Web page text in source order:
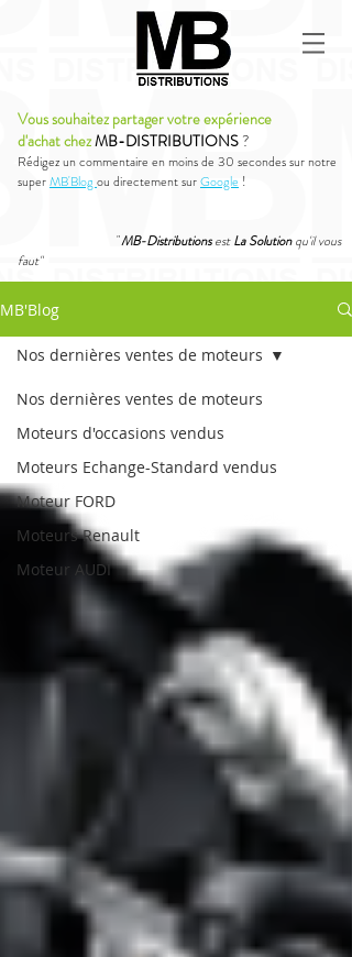
Vous souhaitez partager votre expérience
d'achat chezMB-DISTRIBUTIONS ?
Rédigez un commentaire en moins de 30 secondes sur notre
superMB'Blog ou directement surGoogle !
"MB-DistributionsestLa Solutionqu'il vous
faut"
MB'Blog
Nos dernières ventes de moteurs
Moteurs d'occasions vendus
Moteurs Echange-Standard vendus
Moteur FORD
Moteurs Renault
Moteur AUDI
Nos dernières ventes de moteurs